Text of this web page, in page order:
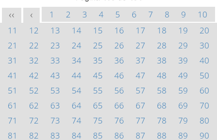
<< < 1 2 3 4 5 6 7 8 9
10
11
12 13 14 15 16 17 18 19
20
21
22 23 24 25 26 27 28 29
30
31
32 33 34 35 36 37 38 39
40
41
42 43 44 45 46 47 48 49
50
51
52 53 54 55 56 57 58 59
60
61
62 63 64 65 66 67 68 69
70
71
72 73 74 75 76 77 78 79
80
81
82 83 84 85 86 87 88 89
90